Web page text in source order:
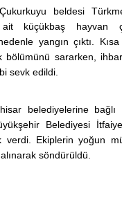
beldesi
küçükbaş hayvan
yangın çıktı.
bölümünü sararken,
sevk edildi.
belediyelerine bağlı
Belediyesi
verdi. Ekiplerin yoğun
söndürüldü.